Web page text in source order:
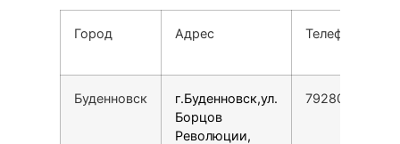
Город Адрес Телефон
Буденновск
г.Буденновск,ул.
Борцов
Революции,
79280101923